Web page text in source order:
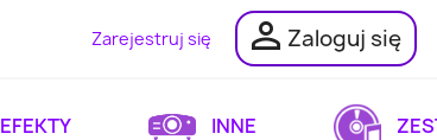
Zarejestruj się  Zaloguj się
EFEKTY INNE